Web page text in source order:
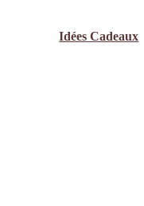
Idées Cadeaux